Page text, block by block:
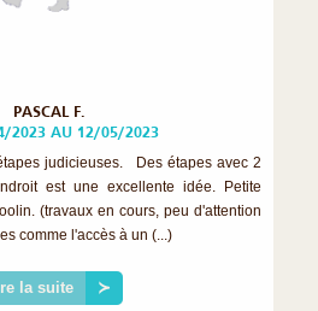
PASCAL F.
2023 AU 12/05/2023
judicieuses. Des étapes avec 2
est une excellente idée. Petite
(travaux en cours, peu d'attention
comme l'accès à un (...)
la suite ≻